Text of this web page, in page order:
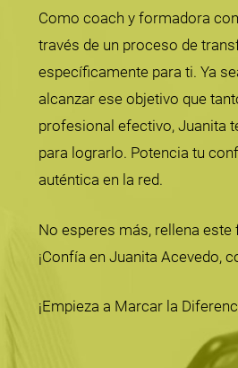
Como coach y formadora
través de un proceso de
específicamente para ti. Ya
alcanzar ese objetivo que
profesional efectivo, Juanita
para lograrlo. Potencia tu
auténtica en la red.
No esperes más, rellena
¡Confía en Juanita Acevedo,
¡Empieza a Marcar la